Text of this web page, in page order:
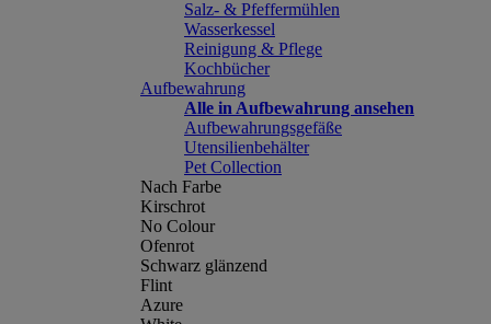
Salz- & Pfeffermühlen
Wasserkessel
Reinigung & Pflege
Kochbücher
Aufbewahrung
Alle in Aufbewahrung ansehen
Aufbewahrungsgefäße
Utensilienbehälter
Pet Collection
Nach Farbe
Kirschrot
No Colour
Ofenrot
Schwarz glänzend
Flint
Azure